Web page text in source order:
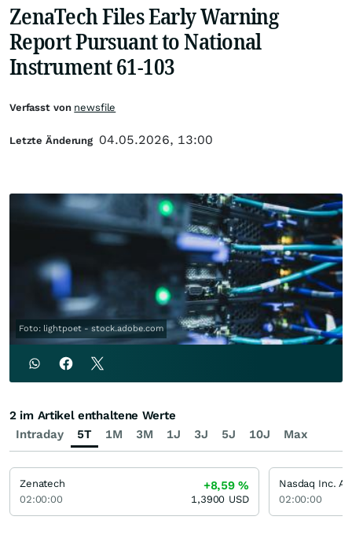
ZenaTech Files Early Warning
Report Pursuant to National
Instrument 61-103
Foto: lightpoet - stock.adobe.com
Verfasst von newsfile
Letzte Änderung 04.05.2026, 13:00
Intraday 5T 1M 3M 1J 3J 5J 10J Max
2 im Artikel enthaltene Werte
Zenatech
02:00:00
+8,59%
1,3900 USD
Nasdaq Inc.
02:00:00